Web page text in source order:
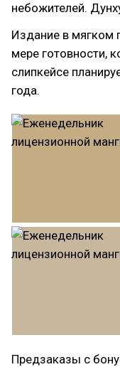
небожителей.
Издание в мягком
мере готовности,
слипкейсе
года.
Предзаказы с